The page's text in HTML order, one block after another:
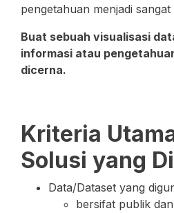
pengetahuan menjadi
Buat sebuah visualisasi
informasi atau
dicerna.
Kriteria
Solusi yang
Data/Dataset yang
bersifat publik